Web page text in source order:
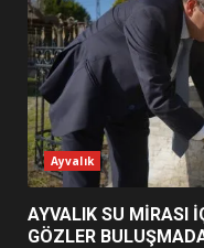
1
2
ESA
Ayvalık
AYVALIK SU MİRASI
GÖZLER